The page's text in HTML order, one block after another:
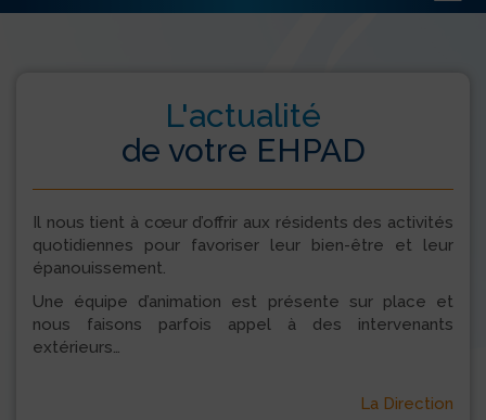
L'actualité
de votre EHPAD
Il nous tient à cœur d’offrir aux résidents des activités
quotidiennes pour favoriser leur bien-être et leur
épanouissement.
Une équipe d’animation est présente sur place et
nous faisons parfois appel à des intervenants
extérieurs…
La Direction